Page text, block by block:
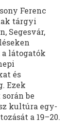
Ferenc
tárgyi
Segesvár,
látogatók
és
Ezek
be
kultúra egy-
a 19–20.